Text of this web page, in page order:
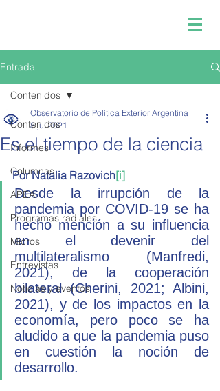
Entrada
Contenidos
Informes
Columnas
APEA
Programas radiales
Micros
Entrevistas
Noticias y eventos
Contenidos
Es el tiempo de la ciencia
Observatorio de Política Exterior Argentina
8 jul 2021
Por Natalia Razovich[i]
Desde la irrupción de la
pandemia por COVID-19 se ha
hecho mención a su influencia
en el devenir del
multilateralismo (Manfredi,
2021), de la cooperación
bilateral (Cherini, 2021; Albini,
2021), y de los impactos en la
economía, pero poco se ha
aludido a que la pandemia puso
en cuestión la noción de
desarrollo.